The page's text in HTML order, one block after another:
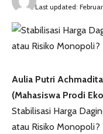
Last updated:
Aulia Putri
(Mahasiswa Prodi
Stabilisasi Harga
atau Risiko Monopoli?